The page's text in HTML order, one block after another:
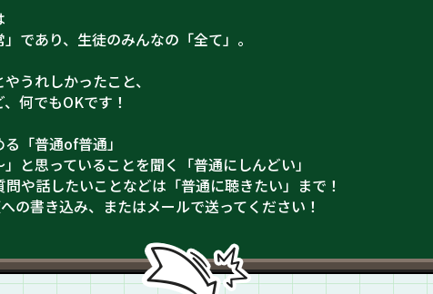
であり、生徒のみんなの「全て」。
うれしかったこと、
何でもOKです！
「普通of普通」
と思っていることを聞く「普通にしんどい」
や話したいことなどは「普通に聴きたい」まで！
の書き込み、またはメールで送ってください！